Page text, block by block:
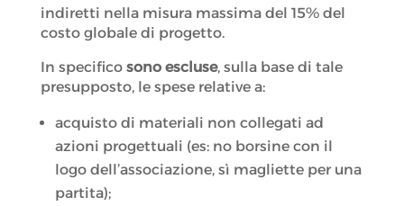
indiretti nella misura massima del 15% del
costo globale di progetto.
In specifico sono escluse, sulla base di tale
presupposto, le spese relative a:
acquisto di materiali non collegati ad
azioni progettuali (es: no borsine con il
logo dell’associazione, sì magliette per una
partita);